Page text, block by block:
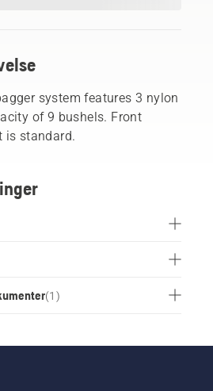
system features 3 nylon
of 9 bushels. Front
is standard.
(1 )